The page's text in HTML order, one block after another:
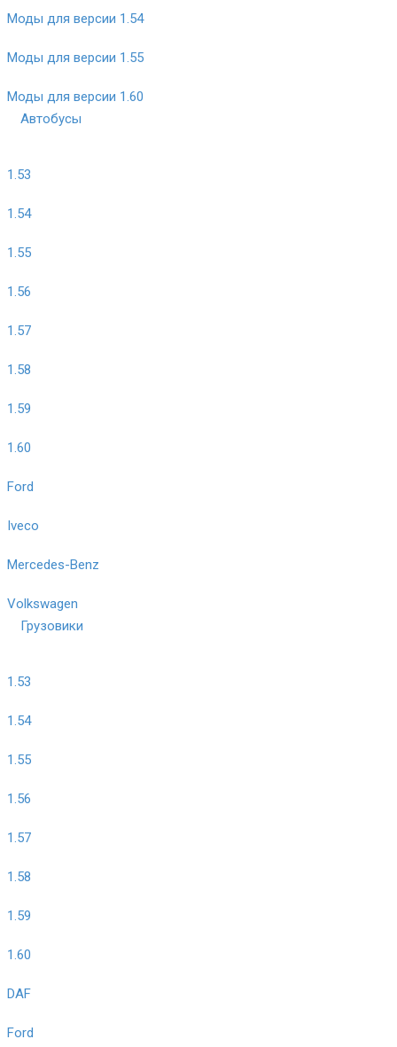
Моды для версии 1.54
Моды для версии 1.55
Моды для версии 1.60
Автобусы
1.53
1.54
1.55
1.56
1.57
1.58
1.59
1.60
Ford
Iveco
Mercedes-Benz
Volkswagen
Грузовики
1.53
1.54
1.55
1.56
1.57
1.58
1.59
1.60
DAF
Ford